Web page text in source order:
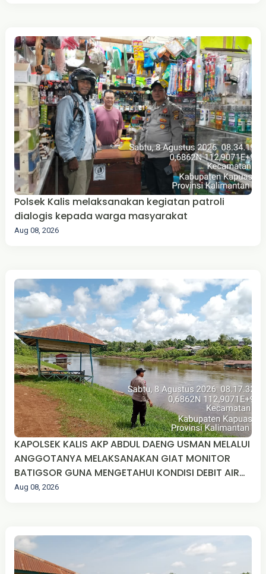
Polsek Kalis melaksanakan kegiatan patroli
dialogis kepada warga masyarakat
Aug 08, 2026
KAPOLSEK KALIS AKP ABDUL DAENG USMAN MELALUI
ANGGOTANYA MELAKSANAKAN GIAT MONITOR
BATIGSOR GUNA MENGETAHUI KONDISI DEBIT AIR
SUNGAI MANDAY.
Aug 08, 2026